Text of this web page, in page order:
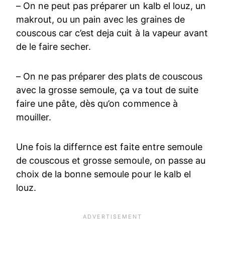
– On ne peut pas préparer un kalb el louz, un
makrout, ou un pain avec les graines de
couscous car c’est deja cuit à la vapeur avant
de le faire secher.
– On ne pas préparer des plats de couscous
avec la grosse semoule, ça va tout de suite
faire une pâte, dès qu’on commence à
mouiller.
Une fois la differnce est faite entre semoule
de couscous et grosse semoule, on passe au
choix de la bonne semoule pour le kalb el
louz.